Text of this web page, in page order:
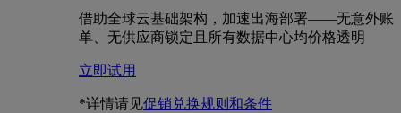
借助全球云基础架构，加速出海部署——无意外账
单、无供应商锁定且所有数据中心均价格透明
立即试用
*详情请见促销兑换规则和条件